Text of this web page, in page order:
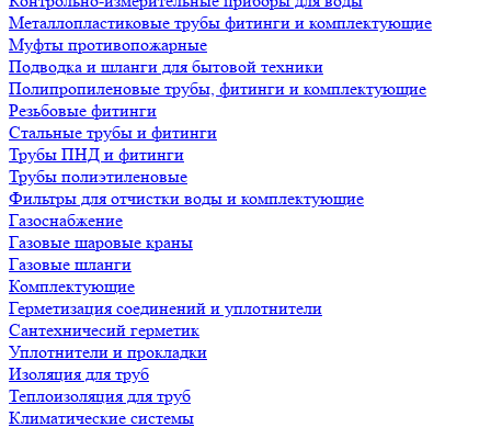
Металлопластиковые трубы фитинги и комплектующие
Муфты противопожарные
Подводка и шланги для бытовой техники
Полипропиленовые трубы, фитинги и комплектующие
Резьбовые фитинги
Стальные трубы и фитинги
Трубы ПНД и фитинги
Трубы полиэтиленовые
Фильтры для отчистки воды и комплектующие
Газоснабжение
Газовые шаровые краны
Газовые шланги
Комплектующие
Герметизация соединений и уплотнители
Сантехничесий герметик
Уплотнители и прокладки
Изоляция для труб
Теплоизоляция для труб
Климатические системы